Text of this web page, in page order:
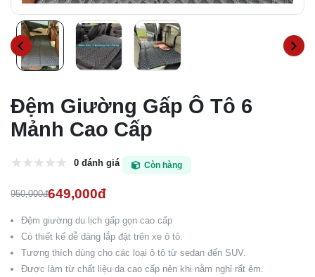
Đệm Giường Gấp Ô Tô 6
Mảnh Cao Cấp
0 đánh giá Còn hàng
950,000đ649,000đ
Đệm giường du lịch gấp gọn cao cấp
Có thiết kế dễ dàng lắp đặt trên xe ô tô.
Tương thích dùng cho các loại ô tô từ sedan đến SUV.
Được làm từ chất liệu da cao cấp nên khi nằm nghỉ rất êm.